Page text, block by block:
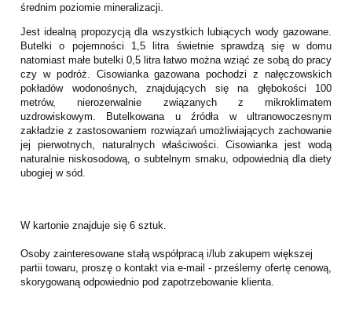
średnim poziomie mineralizacji.
Jest idealną propozycją dla wszystkich lubiących wody gazowane.
Butelki o pojemności 1,5 litra świetnie sprawdzą się w domu
natomiast małe butelki 0,5 litra łatwo można wziąć ze sobą do pracy
czy w podróż. Cisowianka gazowana pochodzi z nałęczowskich
pokładów wodonośnych, znajdujących się na głębokości 100
metrów, nierozerwalnie związanych z mikroklimatem
uzdrowiskowym. Butelkowana u źródła w ultranowoczesnym
zakładzie z zastosowaniem rozwiązań umożliwiających zachowanie
jej pierwotnych, naturalnych właściwości. Cisowianka jest wodą
naturalnie niskosodową, o subtelnym smaku, odpowiednią dla diety
ubogiej w sód.
W kartonie znajduje się 6 sztuk.
Osoby zainteresowane stałą współpracą i/lub zakupem większej
partii towaru, proszę o kontakt via e-mail - prześlemy ofertę cenową,
skorygowaną odpowiednio pod zapotrzebowanie klienta.